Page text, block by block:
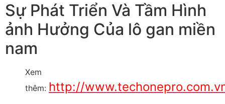
Sự Phát Triển Và Tầm Hình
ảnh Hưởng Của lô gan miền
nam
Xem
thêm: http://